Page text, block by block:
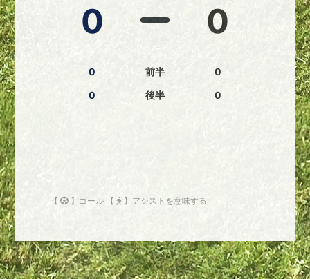
0
0
0
前半
後半
0
0
0
【 】ゴール 【 】アシストを意味する